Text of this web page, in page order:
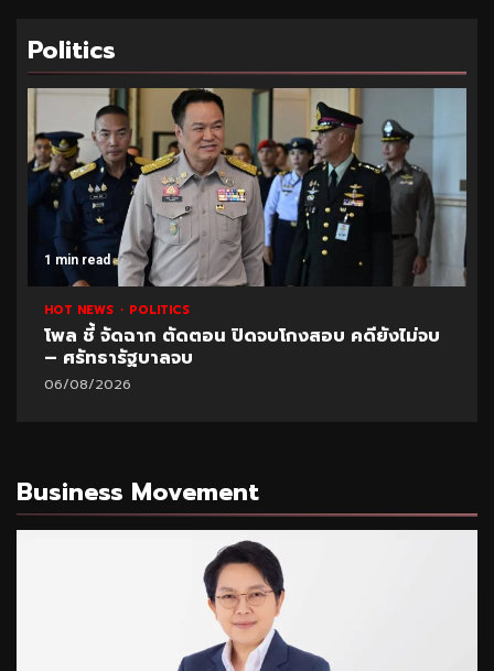
Politics
1 min read
HOT NEWS POLITICS
โพล ชี้ จัดฉาก ตัดตอน ปิดจบโกงสอบ คดียังไม่จบ
– ศรัทธารัฐบาลจบ
06/08/2026
Business Movement